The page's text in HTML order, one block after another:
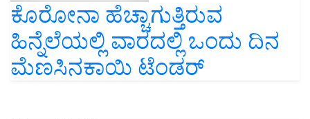
ಕೊರೋನಾ ಹೆಚ್ಚಾಗುತ್ತಿರುವ
ಹಿನ್ನೆಲೆಯಲ್ಲಿ ವಾರದಲ್ಲಿ ಒಂದು ದಿನ
ಮೆಣಸಿನಕಾಯಿ ಟೆಂಡರ್